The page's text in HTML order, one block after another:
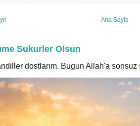
Ana Sayfa
Sukurler Olsun
dostlarım. Bugun Allah'a